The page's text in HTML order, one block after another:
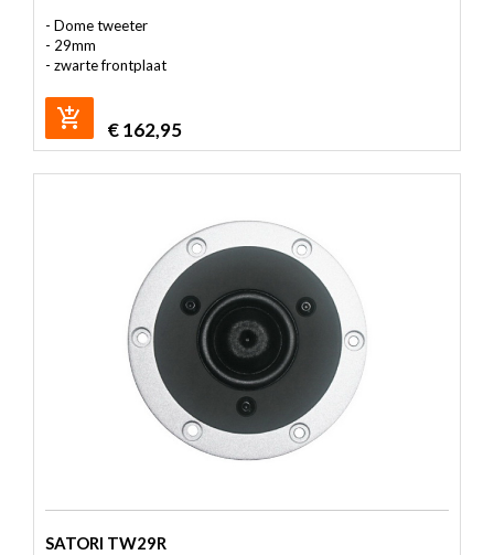
- Dome tweeter
- 29mm
- zwarte frontplaat
€162,95
SATORI TW29R